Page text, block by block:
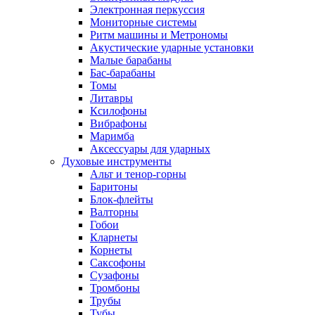
Электронная перкуссия
Мониторные системы
Ритм машины и Метрономы
Акустические ударные установки
Малые барабаны
Бас-барабаны
Томы
Литавры
Ксилофоны
Вибрафоны
Маримба
Аксессуары для ударных
Духовые инструменты
Альт и тенор-горны
Баритоны
Блок-флейты
Валторны
Гобои
Кларнеты
Корнеты
Саксофоны
Сузафоны
Тромбоны
Трубы